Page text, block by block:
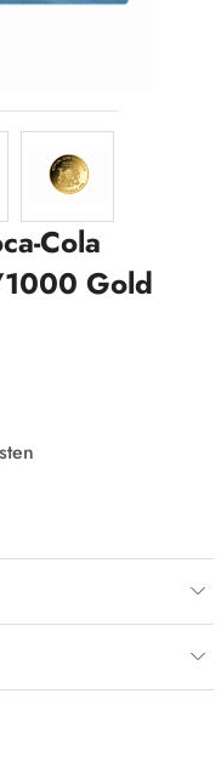
Cola
Gold